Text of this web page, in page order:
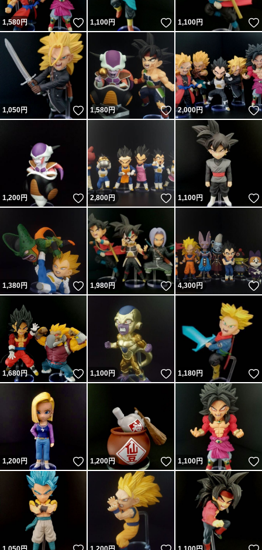
1,580円 いいね！
1,100円 いいね！
1,100円
1,050円 いいね！
1,580円 いいね！
2,000円
1,200円 いいね！
2,800円 いいね！
1,100円
1,380円 いいね！
1,980円 いいね！
4,300円
1,680円 いいね！
1,100円 いいね！
1,180円
1,200円 いいね！
1,200円 いいね！
1,100円